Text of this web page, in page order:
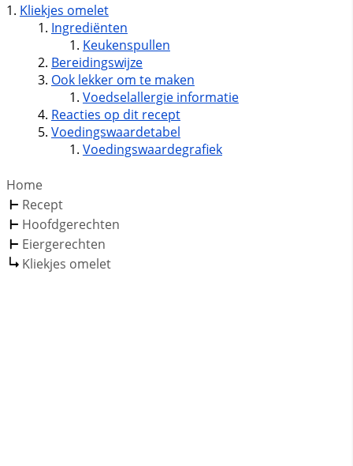
Kliekjes omelet
Ingrediënten
Keukenspullen
Bereidingswijze
Ook lekker om te maken
Voedselallergie informatie
Reacties op dit recept
Voedingswaardetabel
Voedingswaardegrafiek
Home
Recept
Hoofdgerechten
Eiergerechten
Kliekjes omelet